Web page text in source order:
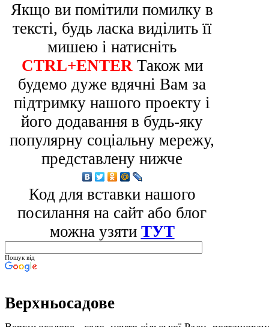
Якщо ви помітили помилку в
тексті, будь ласка виділить її
мишею і натисніть
CTRL+ENTER Також ми
будемо дуже вдячні Вам за
підтримку нашого проекту і
його додавання в будь-яку
популярну соціальну мережу,
представлену нижче
Код для вставки нашого
посилання на сайт або блог
можна узяти ТУТ
Пошук від
Верхньосадове